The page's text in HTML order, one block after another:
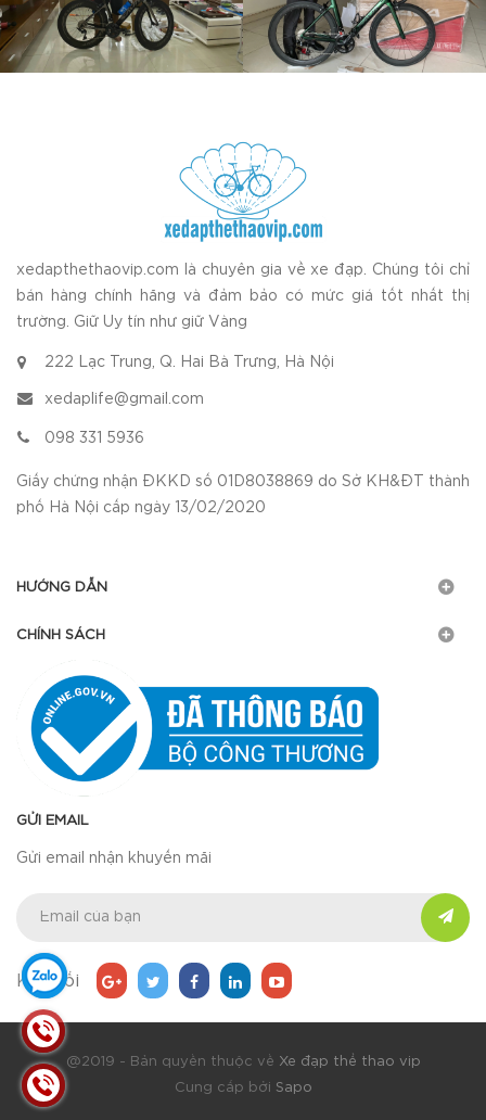
xedapthethaovip.com là chuyên gia về xe đạp. Chúng tôi chỉ
bán hàng chính hãng và đảm bảo có mức giá tốt nhất thị
trường. Giữ Uy tín như giữ Vàng
222 Lạc Trung, Q. Hai Bà Trưng, Hà Nội
xedaplife@gmail.com
098 331 5936
Giấy chứng nhận ĐKKD số 01D8038869 do Sở KH&ĐT thành
phố Hà Nội cấp ngày 13/02/2020
HƯỚNG DẪN
CHÍNH SÁCH
GỬI EMAIL
Gửi email nhận khuyến mãi
Kết nối
@2019 - Bản quyền thuộc về Xe đạp thể thao vip
Cung cấp bởi Sapo